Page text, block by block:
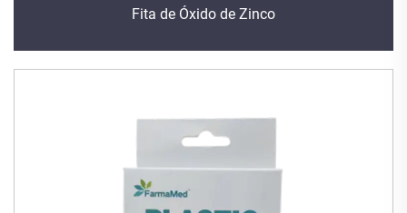
Fita de Óxido de Zinco